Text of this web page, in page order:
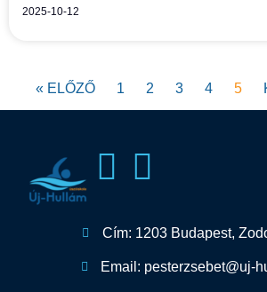
2025-10-12
« ELŐZŐ 1 2 3 4 5
Cím: 1203 Budapest,
Email: pesterzsebet@uj-